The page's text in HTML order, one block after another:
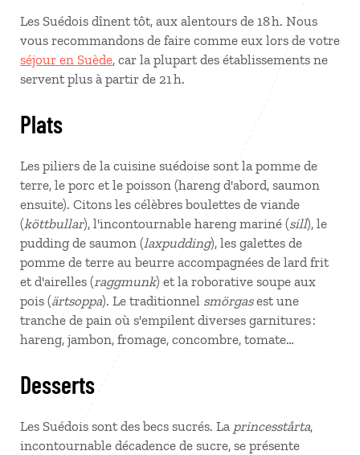
Les Suédois dînent tôt, aux alentours de 18 h. Nous
vous recommandons de faire comme eux lors de votre
séjour en Suède, car la plupart des établissements ne
servent plus à partir de 21 h.
Plats
Les piliers de la cuisine suédoise sont la pomme de
terre, le porc et le poisson (hareng d'abord, saumon
ensuite). Citons les célèbres boulettes de viande
(köttbullar), l'incontournable hareng mariné (sill), le
pudding de saumon (laxpudding), les galettes de
pomme de terre au beurre accompagnées de lard frit
et d'airelles (raggmunk) et la roborative soupe aux
pois (ärtsoppa). Le traditionnel smörgasest une
tranche de pain où s'empilent diverses garnitures :
hareng, jambon, fromage, concombre, tomate…
Desserts
Les Suédois sont des becs sucrés. La princesstårta,
incontournable décadence de sucre, se présente